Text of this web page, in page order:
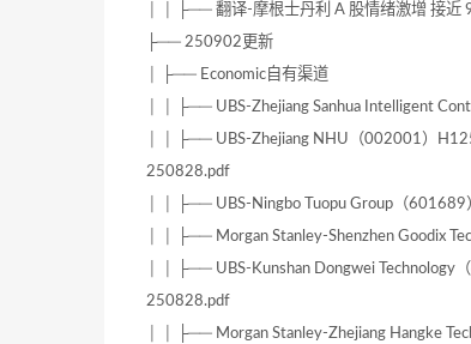
│ │ ├── 翻译-摩根士丹利 A 股情绪激增 接近
├── 250902更新
│ ├── Economic自有渠道
│ │ ├── UBS-Zhejiang Sanhua Intelligent
│ │ ├── UBS-Zhejiang NHU（002001）
250828.pdf
│ │ ├── UBS-Ningbo Tuopu Group（
│ │ ├── Morgan Stanley-Shenzhen Goodix
│ │ ├── UBS-Kunshan Dongwei Technology
250828.pdf
│ │ ├── Morgan Stanley-Zhejiang Hangke